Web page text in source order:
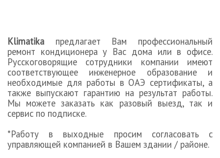
Klimatika
предлагает Вам профессиональный
ремонт кондиционера у Вас дома или в офисе.
Русскоговорящие сотрудники компании имеют
соответствующее инженерное образование и
необходимые для работы в ОАЭ сертификаты, а
также выпускают гарантию на результат работы.
Мы можете заказать как разовый выезд, так и
сервис по подписке.
*Работу в выходные просим согласовать с
управляющей компанией в Вашем здании / районе.